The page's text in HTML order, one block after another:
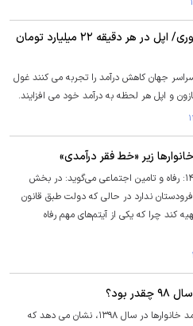
درآمد‌های شگفت‌انگیز غول‌های فناوری/ اپل در هر دقیقه ۲۲ میلیارد تومان
جهان کاهش درآمد را تجربه می کنند غول
و اپل هر لحظه به درآمد خود می افزایند.
عضو شورای سیاست‌گذاری همایش ایران ۱۴: رفاه و تامین اجتماعی می‌گوید: در بخش
ندارد در حالی که دولت طبق قانون
چرا که یکی از آیتم‌های مهم رفاه
بود؟
نتایج حاصل از طرح آمارگیری هزینه و درآمد خانوارها در سال ۱۳۹۸، نشان می دهد که